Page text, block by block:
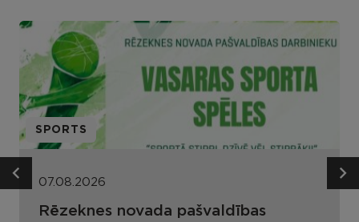
SPORTS
07.08.2026
Rēzeknes novada pašvaldības